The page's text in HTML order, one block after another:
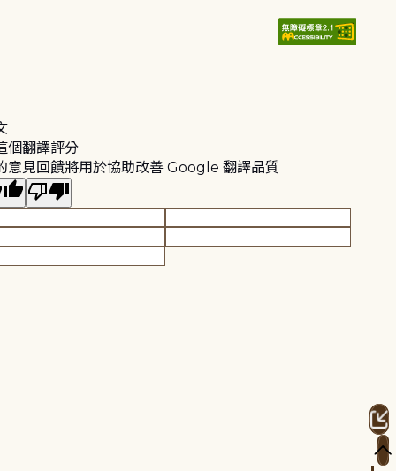
個翻譯評分
意見回饋將用於協助改善 Google 翻譯品質